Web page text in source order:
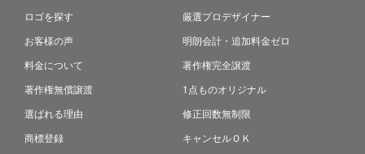
ロゴを探す
お客様の声
料金について
著作権無償譲渡
選ばれる理由
商標登録
厳選プロデザイナー
明朗会計・追加料金ゼロ
著作権完全譲渡
1点ものオリジナル
修正回数無制限
キャンセルＯＫ